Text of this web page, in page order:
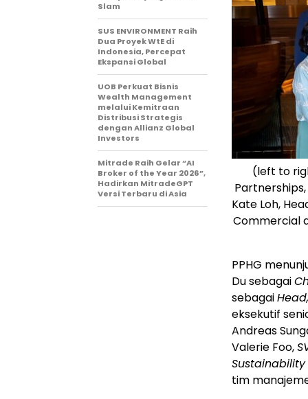
(left to
Kate Loh,
Commercial
PPHG
Du sebagai
sebagai
eksekutif
Andreas
Valerie Foo,
Sustainability
tim
Slam
SUS ENVIRONMENT Raih
Dua Proyek WtE di
Indonesia, Percepat
Ekspansi Global
UOB Perkuat Bisnis
Wealth Management
melalui Kemitraan
Distribusi Strategis
dengan Allianz Global
Investors
Mitrade Raih Gelar “AI
Broker of the Year 2026”,
Hadirkan MitradeGPT
Versi Terbaru di Asia